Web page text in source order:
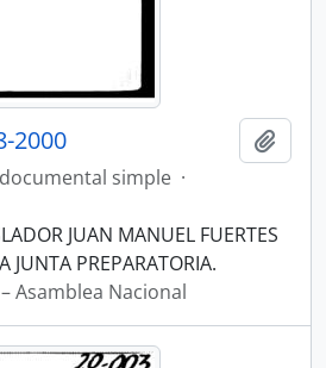
2000
simple ·
JUAN MANUEL FUERTES
JUNTA PREPARATORIA.
Asamblea Nacional